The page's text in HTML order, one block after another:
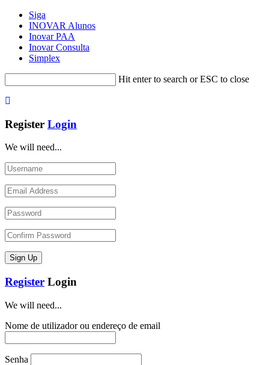
Siga
INOVAR Alunos
Inovar PAA
Inovar Consulta
Simplex
Hit enter to search or ESC to close
Register Login
We will need...
Register Login
We will need...
Nome de utilizador ou endereço de email
Senha